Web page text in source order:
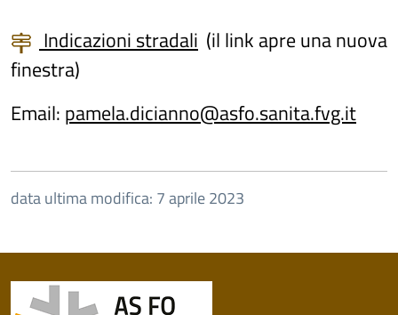
Indicazioni stradali (il link apre una nuova
finestra)
Email: pamela.dicianno@asfo.sanita.fvg.it
data ultima modifica: 7 aprile 2023